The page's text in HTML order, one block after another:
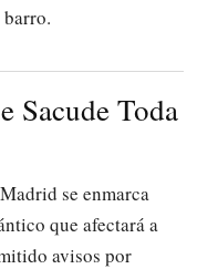
Sacude Toda
se enmarca
que afectará a
avisos por